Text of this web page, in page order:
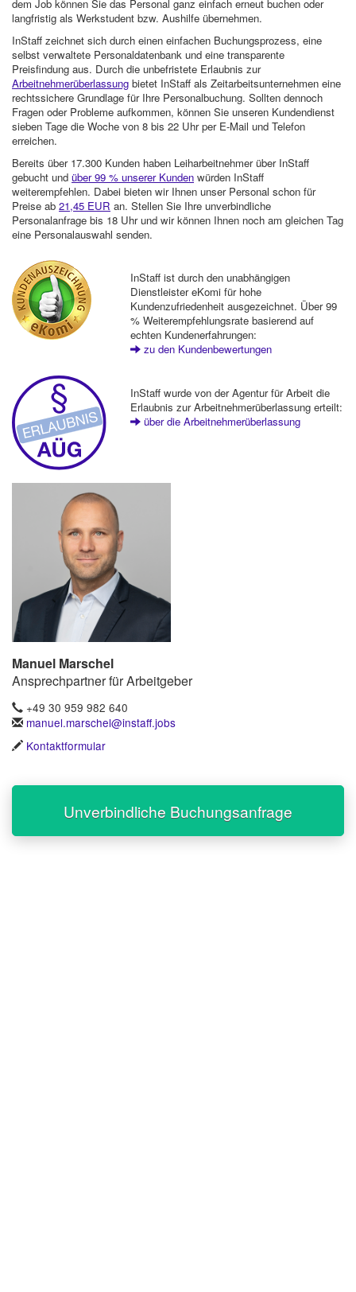
dem Job können Sie das Personal ganz einfach erneut buchen oder
langfristig als Werkstudent bzw. Aushilfe übernehmen.
InStaff zeichnet sich durch einen einfachen Buchungsprozess, eine
selbst verwaltete Personaldatenbank und eine transparente
Preisfindung aus. Durch die unbefristete Erlaubnis zur
Arbeitnehmerüberlassung bietet InStaff als Zeitarbeitsunternehmen eine
rechtssichere Grundlage für Ihre Personalbuchung. Sollten dennoch
Fragen oder Probleme aufkommen, können Sie unseren Kundendienst
sieben Tage die Woche von 8 bis 22 Uhr per E-Mail und Telefon
erreichen.
Bereits über 17.300 Kunden haben Leiharbeitnehmer über InStaff
gebucht und über 99 % unserer Kunden würden InStaff
weiterempfehlen. Dabei bieten wir Ihnen unser Personal schon für
Preise ab 21,45 EUR an. Stellen Sie Ihre unverbindliche
Personalanfrage bis 18 Uhr und wir können Ihnen noch am gleichen Tag
eine Personalauswahl senden.
InStaff ist durch den unabhängigen
Dienstleister eKomi für hohe
Kundenzufriedenheit ausgezeichnet. Über 99
% Weiterempfehlungsrate basierend auf
echten Kundenerfahrungen:
zu den Kundenbewertungen
InStaff wurde von der Agentur für Arbeit die
Erlaubnis zur Arbeitnehmerüberlassung erteilt:
über die Arbeitnehmerüberlassung
Manuel Marschel
Ansprechpartner für Arbeitgeber
+49 30 959 982 640
manuel.marschel@instaff.jobs
Kontaktformular
Unverbindliche Buchungsanfrage